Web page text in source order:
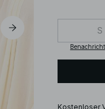
S
Kostenloser